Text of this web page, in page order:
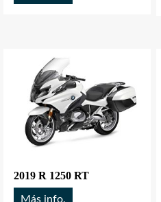
2019 R 1250 RT
Más info.